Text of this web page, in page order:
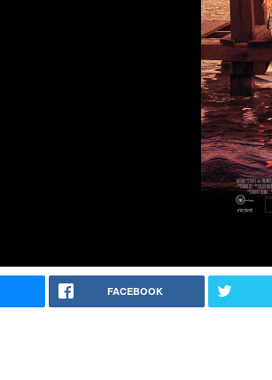
FACEBOOK